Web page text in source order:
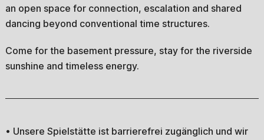
an open space for connection, escalation and shared
dancing beyond conventional time structures.
Come for the basement pressure, stay for the riverside
sunshine and timeless energy.
• Unsere Spielstätte ist barrierefrei zugänglich und wir